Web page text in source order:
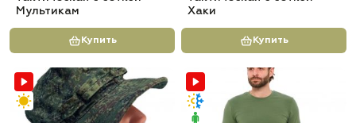
Мультикам
Купить
Хаки
Купить